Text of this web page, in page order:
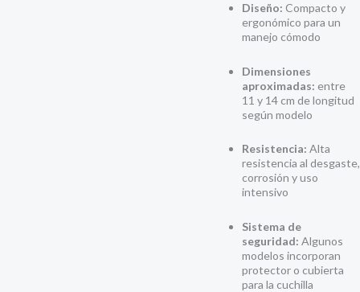
Diseño: Compacto y
ergonómico para un
manejo cómodo
Dimensiones
aproximadas: entre
11 y 14 cm de longitud
según modelo
Resistencia: Alta
resistencia al desgaste,
corrosión y uso
intensivo
Sistema de
seguridad: Algunos
modelos incorporan
protector o cubierta
para la cuchilla